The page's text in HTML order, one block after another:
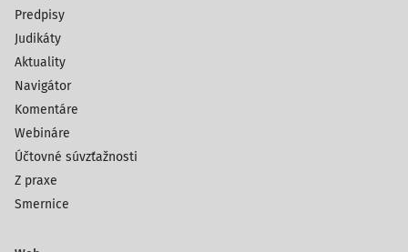
Predpisy
Judikáty
Aktuality
Navigátor
Komentáre
Webináre
Účtovné súvzťažnosti
Z praxe
Smernice